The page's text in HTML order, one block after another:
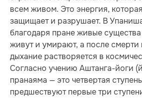
всем живом. Это энергия,
защищает и разрушает. В
благодаря пране живые
живут и умирают, а после смерти
дыхание растворяется в
Согласно учению Аштанга-йоги
пранаяма — это четвертая
предшествуют первые три